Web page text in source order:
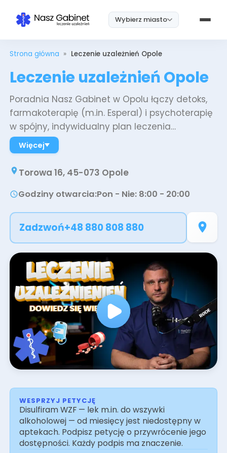
Wybierz miasto
Strona główna » Leczenie uzależnień Opole
Leczenie uzależnień Opole
Poradnia Nasz Gabinet w Opolu łączy detoks,
farmakoterapię (m.in. Esperal) i psychoterapię
w spójny, indywidualny plan leczenia
uzależnień. Terapia odbywa się ambulatoryjnie
i online, z zachowaniem pełnej dyskrecji,
szybkimi terminami i wsparciem aftercare,
dzięki czemu można kontynuować pracę i
obowiązki. Doświadczeni specjaliści pomagają
odbudować relacje i trwałe nawyki - krok po
kroku wracając do równowagi. Skorzystaj z
naszego kalendarza, wybierz odpowiedni dla
siebie dzień i zmień swoje życie na lepsze.
Więcej
Torowa 16, 45-073 Opole
Godziny otwarcia:Pon - Nie: 8:00 - 20:00
Zadzwoń+48 880 808 880
WESPRZYJ PETYCJĘ
Disulfiram WZF — lek m.in. do wszywki
alkoholowej — od miesięcy jest niedostępny w
aptekach. Podpisz petycję o przywrócenie jego
dostępności. Każdy podpis ma znaczenie.